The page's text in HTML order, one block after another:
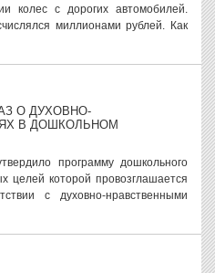
колес с дорогих автомобилей.
миллионами рублей. Как
О ДУХОВНО-
В ДОШКОЛЬНОМ
программу дошкольного
целей которой провозглашается
с духовно-нравственными